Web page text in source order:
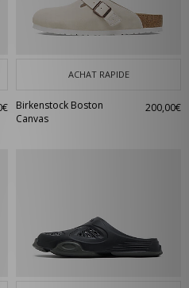
ACHAT RAPIDE
Birkenstock Boston
Canvas
200,00€